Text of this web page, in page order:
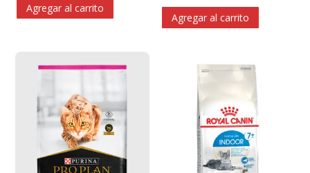
Agregar al carrito
Agregar al carrito